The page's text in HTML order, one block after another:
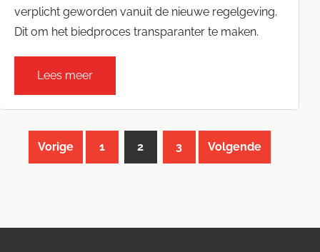
verplicht geworden vanuit de nieuwe regelgeving.
Dit om het biedproces transparanter te maken.
Lees meer
Vorige 1 2 3 Volgende